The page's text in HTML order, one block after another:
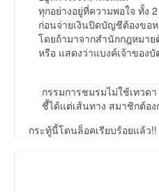
ทุกอย่างอยู่ที่ความพอใจ ทั้ง
ก่อนจ่ายเงินปิดบัญชีต้องขอ
โดยถ้ามาจากสำนักกฎหมา
หรือ แสดงว่าแบงค์เจ้าของ
กรรมการชมรมไม่ใช้เทวดา
ชี้ได้แต่เส้นทาง สมาชิกต้อง
กระทู้นี้โดนล็อคเรียบร้อยแล้ว!!